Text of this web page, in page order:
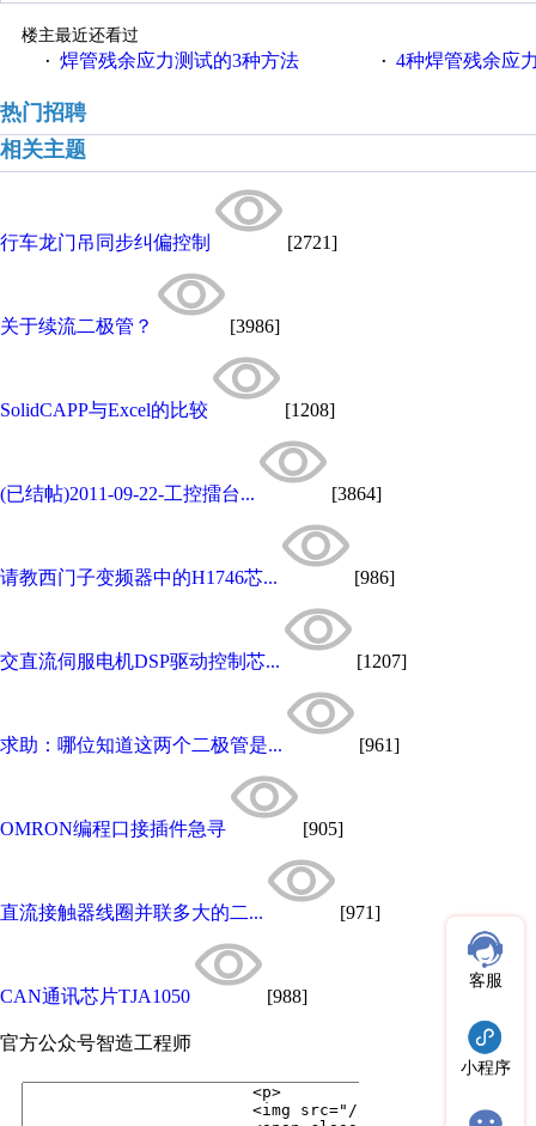
楼主最近还看过
· 焊管残余应力测试的3种方法 · 4种焊管残余应
热门招聘
相关主题
行车龙门吊同步纠偏控制 [2721]
关于续流二极管？ [3986]
SolidCAPP与Excel的比较 [1208]
(已结帖)2011-09-22-工控擂台... [3864]
请教西门子变频器中的H1746芯... [986]
交直流伺服电机DSP驱动控制芯... [1207]
求助：哪位知道这两个二极管是... [961]
OMRON编程口接插件急寻 [905]
直流接触器线圈并联多大的二... [971]
CAN通讯芯片TJA1050 [988]
官方公众号智造工程师
客服
小程序